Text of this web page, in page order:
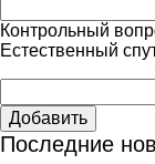
Контрольный
Естественный
Добавить
Последние